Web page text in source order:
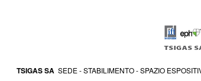
TSIGAS SA SEDE - STABILIMENTO - SPAZIO